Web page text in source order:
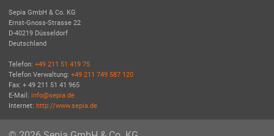
Sepia GmbH & Co. KG
Ernst-Gnoss-Strasse 22
D-40219 Düsseldorf
Deutschland
Telefon: +49 211 51 419 75
Telefon Verwaltung: +49 211 749 587 120
Fax: + 49 211 51 41 965
E-Mail: info@sepia.de
Internet: http://www.sepia.de